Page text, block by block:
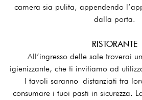
camera sia pulita, appendendo
dalla porta.
RISTORANTE
All’ingresso delle sale troverai
igienizzante, che ti invitiamo ad
I tavoli saranno distanziati tra
consumare i tuoi pasti in sicurezza.